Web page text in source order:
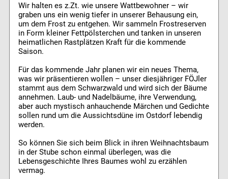
Wir halten es z.Zt. wie unsere Wattbewohner – wir
graben uns ein wenig tiefer in unserer Behausung ein,
um dem Frost zu entgehen. Wir sammeln Frostreserven
in Form kleiner Fettpölsterchen und tanken in unseren
heimatlichen Rastplätzen Kraft für die kommende
Saison.
Für das kommende Jahr planen wir ein neues Thema,
was wir präsentieren wollen – unser diesjähriger FÖJler
stammt aus dem Schwarzwald und wird sich der Bäume
annehmen. Laub- und Nadelbäume, ihre Verwendung,
aber auch mystisch anhauchende Märchen und Gedichte
sollen rund um die Aussichtsdüne im Ostdorf lebendig
werden.
So können Sie sich beim Blick in ihren Weihnachtsbaum
in der Stube schon einmal überlegen, was die
Lebensgeschichte Ihres Baumes wohl zu erzählen
vermag.